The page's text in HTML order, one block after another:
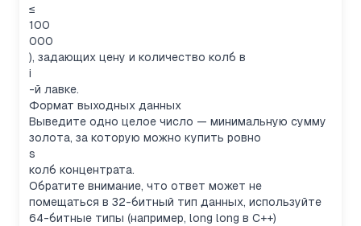
≤
100
000
), задающих цену и количество колб в
i
-й лавке.
Формат выходных данных
Выведите одно целое число — минимальную сумму
золота, за которую можно купить ровно
s
колб концентрата.
Обратите внимание, что ответ может не
помещаться в 32-битный тип данных, используйте
64-битные типы (например, long long в C++)